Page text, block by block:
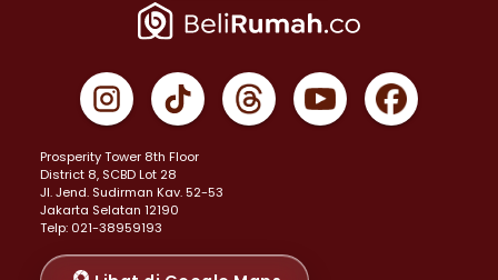
Properti Dijual di Jakarta Pusat >
Properti Dijual di Gambir >
Properti Dijual di Johar Baru >
Properti Dijual di Menteng >
Properti Dijual di Senen >
Properti Dijual di Tanah Abang >
Properti Dijual di Cikini >
Properti Dijual di Kramat >
Prosperity Tower 8th Floor
District 8, SCBD Lot 28
JI. Jend. Sudirman Kav. 52-53
Jakarta Selatan 12190
Telp: 021-38959193